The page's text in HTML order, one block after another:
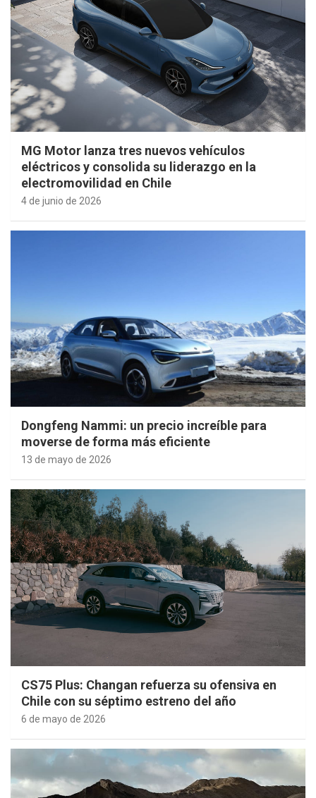
MG Motor lanza tres nuevos vehículos
eléctricos y consolida su liderazgo en la
electromovilidad en Chile
4 de junio de 2026
Dongfeng Nammi: un precio increíble para
moverse de forma más eficiente
13 de mayo de 2026
CS75 Plus: Changan refuerza su ofensiva en
Chile con su séptimo estreno del año
6 de mayo de 2026